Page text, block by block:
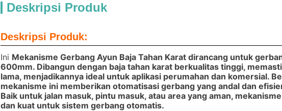
Deskripsi Produk
Deskripsi Produk:
Ini Mekanisme Gerbang Ayun Baja Tahan Karat dirancang untuk
600mm. Dibangun dengan baja tahan karat berkualitas tinggi,
lama, menjadikannya ideal untuk aplikasi perumahan dan komersial.
mekanisme ini memberikan otomatisasi gerbang yang andal dan
Baik untuk jalan masuk, pintu masuk, atau area yang aman,
dan kuat untuk sistem gerbang otomatis.